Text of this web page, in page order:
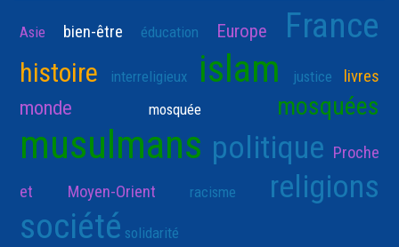
Asie bien-être éducation Europe France
histoire interreligieux islam justice livres
monde mosquée mosquées
musulmans politique Proche
et Moyen-Orient
racisme religions
société solidarité